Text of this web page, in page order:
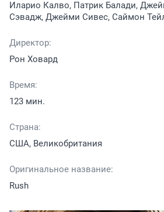
Иларио Калво, Патрик Балади,
Сэвадж, Джейми Сивес, Саймон
Директор:
Рон Ховард
Время:
123 мин.
Страна:
США, Великобритания
Оригинальное название:
Rush